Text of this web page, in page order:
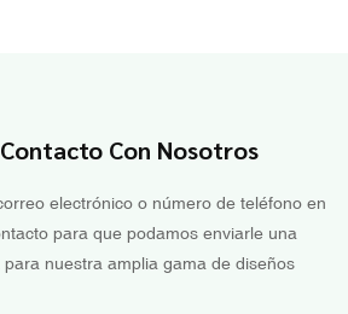
Con Nosotros
electrónico o número de teléfono en
para que podamos enviarle una
nuestra amplia gama de diseños